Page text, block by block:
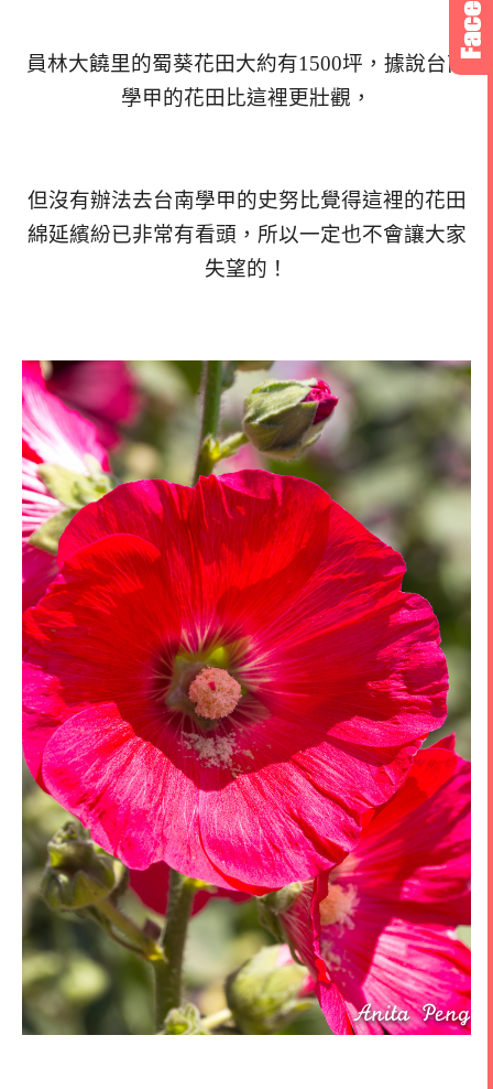
員林大饒里的蜀葵花田大約有1500坪，據說台南
學甲的花田比這裡更壯觀，
但沒有辦法去台南學甲的史努比覺得這裡的花田
綿延繽紛已非常有看頭，所以一定也不會讓大家
失望的！